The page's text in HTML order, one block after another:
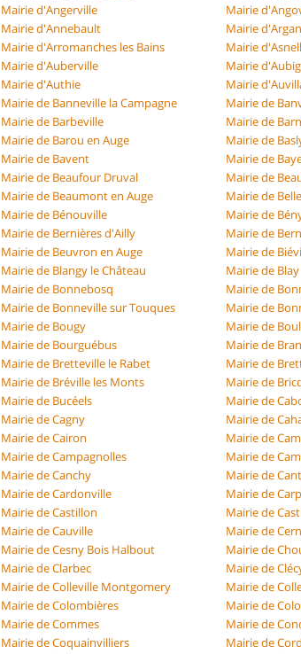
Mairie d'Angerville
Mairie
Mairie d'Annebault
Mairie
Mairie d'Arromanches les Bains
Mairie
Mairie d'Auberville
Mairie
Mairie d'Authie
Mairie
Mairie de Banneville la Campagne
Mairie de
Mairie de Barbeville
Mairie de
Mairie de Barou en Auge
Mairie de
Mairie de Bavent
Mairie de
Mairie de Beaufour Druval
Mairie de
Mairie de Beaumont en Auge
Mairie de
Mairie de Bénouville
Mairie de
Mairie de Bernières d'Ailly
Mairie de
Mairie de Beuvron en Auge
Mairie de
Mairie de Blangy le Château
Mairie de Blay
Mairie de Bonnebosq
Mairie de
Mairie de Bonneville sur Touques
Mairie de
Mairie de Bougy
Mairie de
Mairie de Bourguébus
Mairie de
Mairie de Bretteville le Rabet
Mairie de
Mairie de Bréville les Monts
Mairie de
Mairie de Bucéels
Mairie de
Mairie de Cagny
Mairie de
Mairie de Cairon
Mairie de
Mairie de Campagnolles
Mairie de
Mairie de Canchy
Mairie de
Mairie de Cardonville
Mairie de
Mairie de Castillon
Mairie de
Mairie de Cauville
Mairie de
Mairie de Cesny Bois Halbout
Mairie de
Mairie de Clarbec
Mairie de
Mairie de Colleville Montgomery
Mairie de
Mairie de Colombières
Mairie de
Mairie de Commes
Mairie de
Mairie de Coquainvilliers
Mairie de